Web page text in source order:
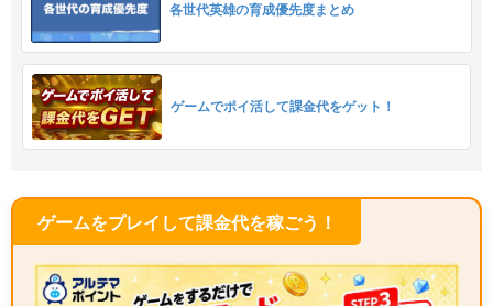
各世代英雄の育成優先度まとめ
ゲームでポイ活して課金代をゲット！
ゲームをプレイして課金代を稼ごう！